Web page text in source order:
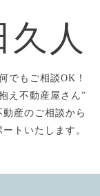
久人
でもご相談OK！
え不動産屋さん”
産のご相談から
トいたします。